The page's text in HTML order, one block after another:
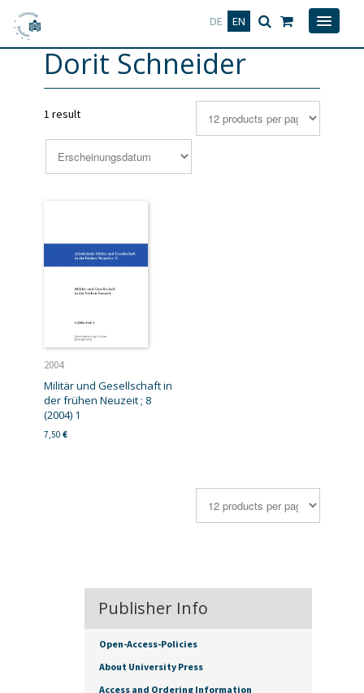
DE EN
Deutsch
Dorit Schneider
1 result
2004
Militär und Gesellschaft in
der frühen Neuzeit ; 8
(2004) 1
7,50 €
Publisher Info
Open-Access-Policies
About University Press
Access and Ordering Information